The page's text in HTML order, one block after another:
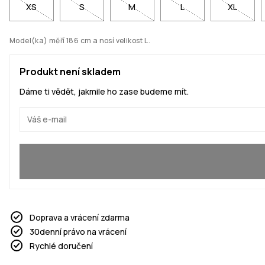
XS S M L XL
Model(ka) měří 186 cm a nosí velikost L.
Produkt není skladem
Dáme ti vědět, jakmile ho zase budeme mít.
Doprava a vrácení zdarma
30denní právo na vrácení
Rychlé doručení